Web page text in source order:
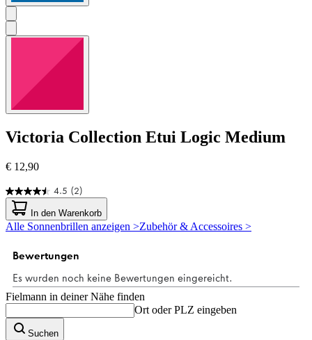
Victoria Collection Etui Logic Medium
€ 12,90
4.5 (2)
4.5
von
5
Sternen.
Bewertungen
In den Warenkorb
Alle Sonnenbrillen anzeigen >Zubehör & Accessoires >
Fielmann in deiner Nähe finden
Ort oder PLZ eingeben
Suchen